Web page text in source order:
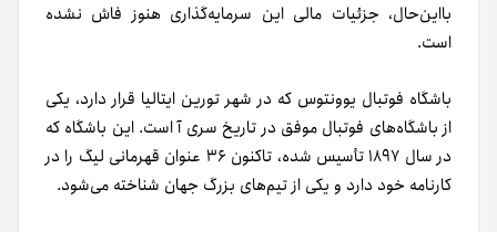
با‌این‌حال، جزئیات مالی این سرمایه‌گذاری هنوز فاش نشده
است.
باشگاه فوتبال یوونتوس که در شهر تورین ایتالیا قرار دارد، یکی
از باشگاه‌های فوتبال موفق در تاریخ سری آ است. این باشگاه که
در سال ۱۸۹۷ تأسیس شده، تاکنون ۳۶ عنوان قهرمانی لیگ را در
کارنامه خود دارد و یکی از تیم‌های بزرگ جهان شناخته می‌شود.